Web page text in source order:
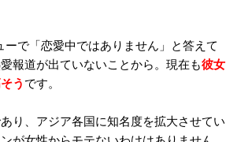
で「恋愛中ではありません」と答えて
報道が出ていないことから。現在も彼女
う です。
り、アジア各国に知名度を拡大させてい